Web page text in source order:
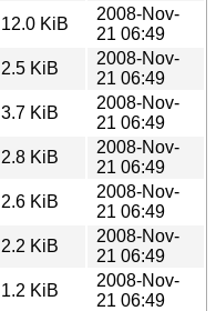
12.0 KiB
2008-Nov-
21 06:49
2.5 KiB
2008-Nov-
21 06:49
3.7 KiB
2008-Nov-
21 06:49
2.8 KiB
2008-Nov-
21 06:49
2.6 KiB
2008-Nov-
21 06:49
2.2 KiB
2008-Nov-
21 06:49
1.2 KiB
2008-Nov-
21 06:49